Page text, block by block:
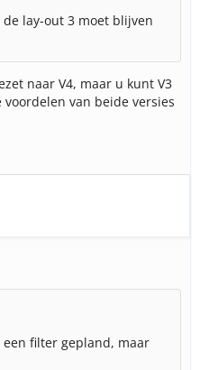
lay-out 3 moet blijven
naar V4, maar u kunt V3
van beide versies
filter gepland, maar